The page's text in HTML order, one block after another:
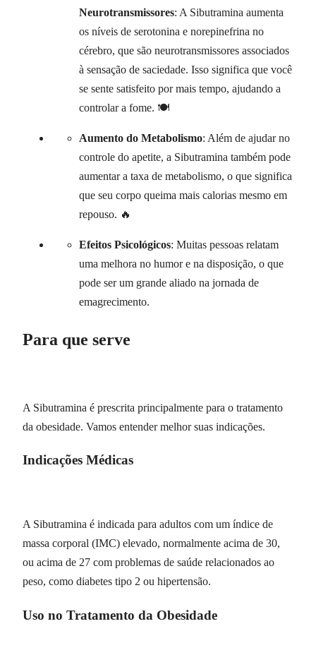
Neurotransmissores: A Sibutramina aumenta
os níveis de serotonina e norepinefrina no
cérebro, que são neurotransmissores associados
à sensação de saciedade. Isso significa que você
se sente satisfeito por mais tempo, ajudando a
controlar a fome. 🍽️
Aumento do Metabolismo: Além de ajudar no
controle do apetite, a Sibutramina também pode
aumentar a taxa de metabolismo, o que significa
que seu corpo queima mais calorias mesmo em
repouso. 🔥
Efeitos Psicológicos: Muitas pessoas relatam
uma melhora no humor e na disposição, o que
pode ser um grande aliado na jornada de
emagrecimento.
Para que serve
A Sibutramina é prescrita principalmente para o tratamento
da obesidade. Vamos entender melhor suas indicações.
Indicações Médicas
A Sibutramina é indicada para adultos com um índice de
massa corporal (IMC) elevado, normalmente acima de 30,
ou acima de 27 com problemas de saúde relacionados ao
peso, como diabetes tipo 2 ou hipertensão.
Uso no Tratamento da Obesidade